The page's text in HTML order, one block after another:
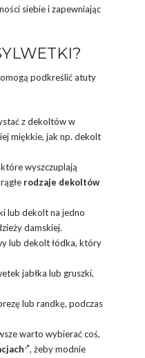
siebie i zapewniając
podkreślić atuty
z dekoltów w
miękkie, jak np. dekolt
wyszczuplają
rodzaje dekoltów
lub dekolt na jedno
damskiej.
lub dekolt łódka, który
jabłka lub gruszki,
lub randkę, podczas
warto wybierać coś,
, żeby modnie